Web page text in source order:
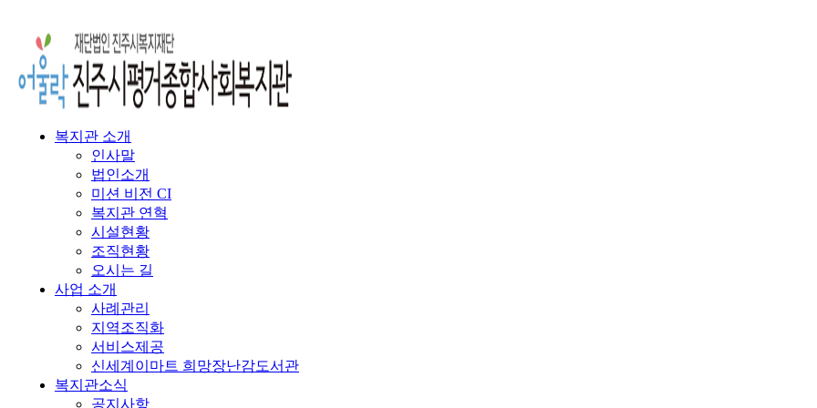
복지관 소개
인사말
법인소개
미션 비전 CI
복지관 연혁
시설현황
조직현황
오시는 길
사업 소개
사례관리
지역조직화
서비스제공
신세계이마트 희망장난감도서관
복지관소식
공지사항